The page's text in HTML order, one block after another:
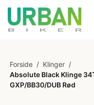
Forside / Klinger /
Absolute Black Klinge
GXP/BB30/DUB Rød